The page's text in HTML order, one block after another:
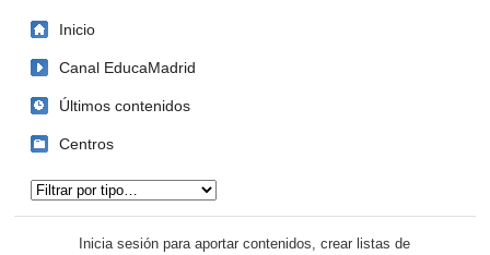
Inicio
Canal EducaMadrid
Últimos contenidos
Centros
Inicia sesión para aportar contenidos, crear listas de